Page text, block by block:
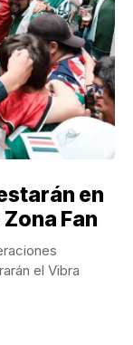
en
Fan
el Vibra